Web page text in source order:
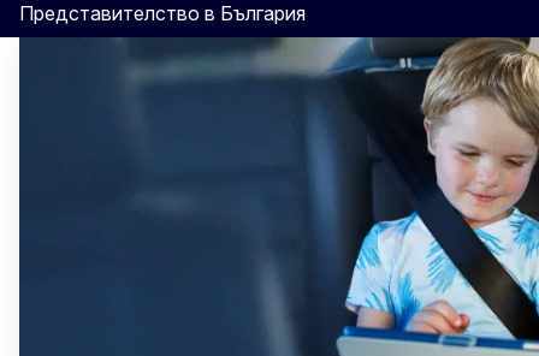
Представителство в България
Начало